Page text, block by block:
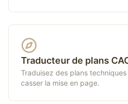
Traducteur de plans
Traduisez des plans techniques
casser la mise en page.